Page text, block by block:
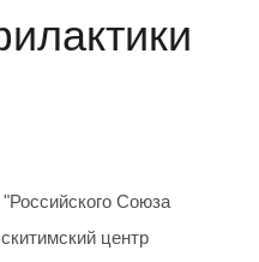
Союза
центр